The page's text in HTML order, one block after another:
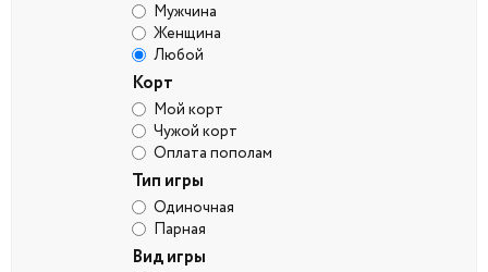
Мужчина
Женщина
Любой
Корт
Мой корт
Чужой корт
Оплата пополам
Тип игры
Одиночная
Парная
Вид игры